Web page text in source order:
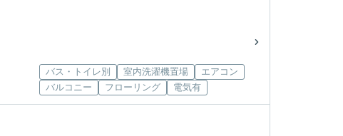
バス・トイレ別 室内洗濯機置場
エアコン
バルコニー
フローリング 電気有